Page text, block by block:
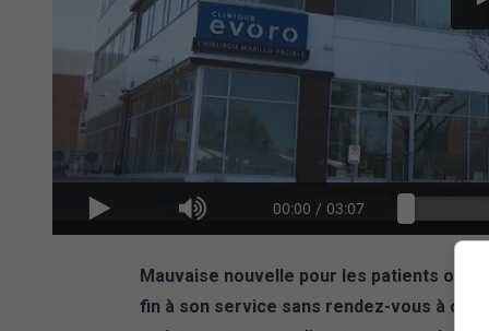
00:00 / 03:07
Mauvaise nouvelle pour les patients
fin à son service sans rendez-vous à